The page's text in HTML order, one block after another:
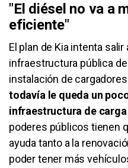
"El diésel no va a
eficiente"
El plan de Kia intenta
infraestructura pública de
instalación de
todavía le queda un
infraestructura de carga
poderes públicos tienen
ayuda tanto a la
poder tener más